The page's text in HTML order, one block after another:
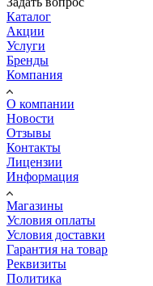
Каталог
Акции
Услуги
Бренды
Компания
О компании
Новости
Отзывы
Контакты
Лицензии
Информация
Магазины
Условия оплаты
Условия доставки
Гарантия на товар
Реквизиты
Политика